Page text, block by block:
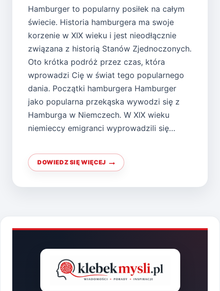
Hamburger to popularny posiłek na całym
świecie. Historia hamburgera ma swoje
korzenie w XIX wieku i jest nieodłącznie
związana z historią Stanów Zjednoczonych.
Oto krótka podróż przez czas, która
wprowadzi Cię w świat tego popularnego
dania. Początki hamburgera Hamburger
jako popularna przekąska wywodzi się z
Hamburga w Niemczech. W XIX wieku
niemieccy emigranci wyprowadzili się…
DOWIEDZ SIĘ WIĘCEJ
KRÓTKA
HISTORIA
ULICZNEJ